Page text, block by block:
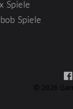
Spiele
Spiele
© 2026